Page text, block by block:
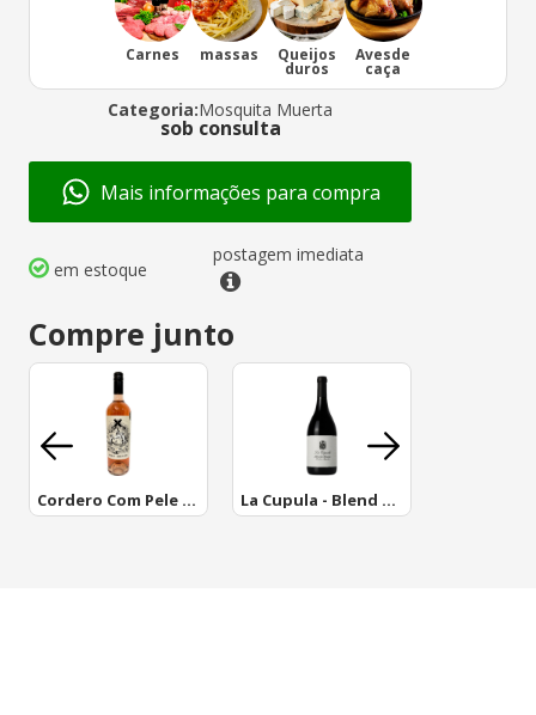
Carnes massas Queijos
duros
Avesde
caça
Categoria:Mosquita Muerta
sob consulta
Mais informações para compra
em estoque
postagem imediata
Compre junto
Cordero Com Pele De Lobo Rose La Cupula - Blend de Malbec